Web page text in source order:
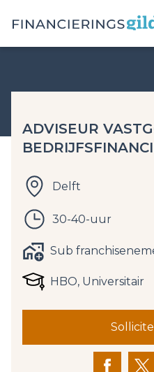
ADVISEUR
Delft
30-40-uur
Sub
HBO, Universitair